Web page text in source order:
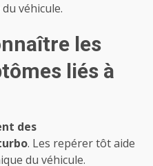
véhicule.
les
liés à
des
. Les repérer tôt aide
du véhicule.